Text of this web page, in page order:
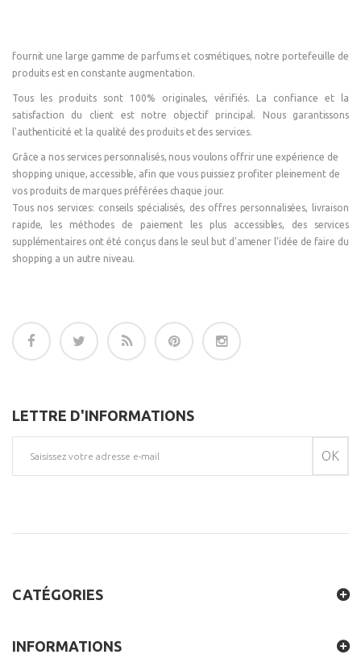
fournit une large gamme de parfums et cosmétiques, notre portefeuille de
produits est en constante augmentation.
Tous les produits sont 100% originales, vérifiés. La confiance et la
satisfaction du client est notre objectif principal. Nous garantissons
l'authenticité et la qualité des produits et des services.
Grâce a nos services personnalisés, nous voulons offrir une expérience de
shopping unique, accessible, afin que vous puissiez profiter pleinement de
vos produits de marques préférées chaque jour.
Tous nos services: conseils spécialisés, des offres personnalisées, livraison
rapide, les méthodes de paiement les plus accessibles, des services
supplémentaires ont été conçus dans le seul but d'amener l'idée de faire du
shopping a un autre niveau.
LETTRE D'INFORMATIONS
OK
CATÉGORIES
INFORMATIONS